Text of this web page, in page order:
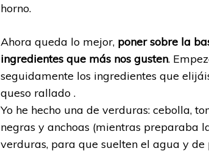
horno.
Ahora queda lo mejor, poner sobre la
ingredientes que más nos gusten.
seguidamente los ingredientes que
queso rallado .
Yo he hecho una de verduras: cebolla,
negras y anchoas (mientras preparaba
verduras, para que suelten el agua y de